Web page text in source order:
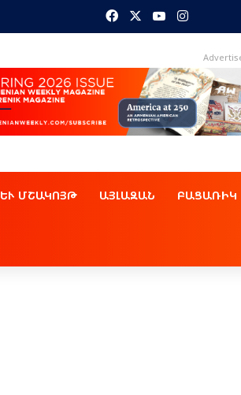
FacebookYouTubeInstagram
ՄՇԱԿՈՅԹ ԱՅԼԱԶԱՆ ԲԱՑԱՌԻԿ